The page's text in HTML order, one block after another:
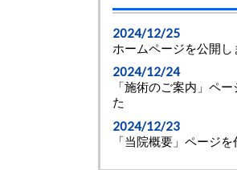
2024/12/25
ホームページを公開し
2024/12/24
「施術のご案内」ペ
た
2024/12/23
「当院概要」ページ